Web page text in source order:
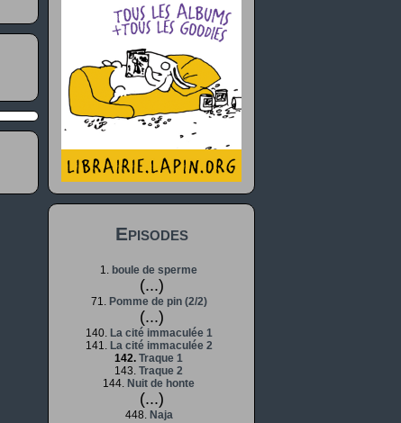
Episodes
1. boule de sperme
(...)
71. Pomme de pin (2/2)
(...)
140. La cité immaculée 1
141. La cité immaculée 2
142. Traque 1
143. Traque 2
144. Nuit de honte
(...)
448. Naja